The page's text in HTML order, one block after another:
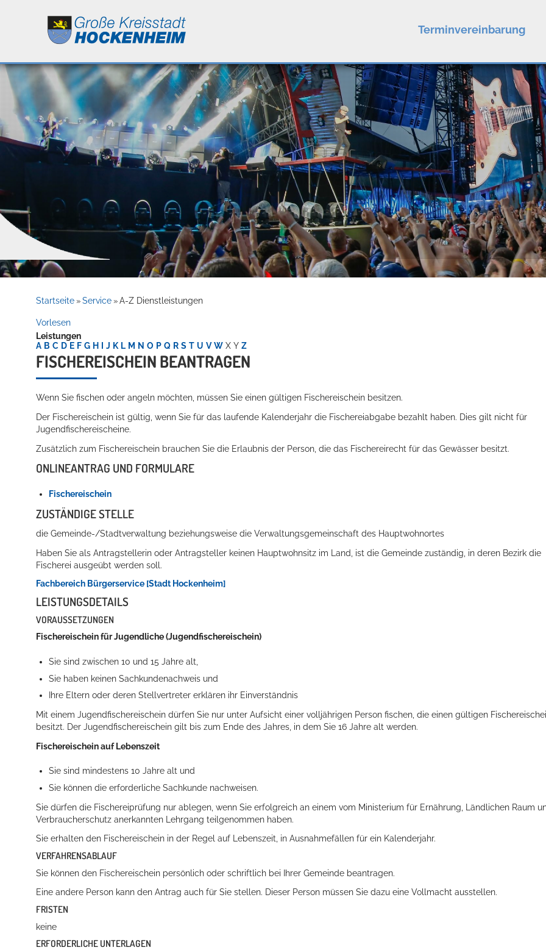
Leben
Kultur
Service
Terminvereinbarung
Willkommen in Hockenheim
Konzerte, Tagungen und vieles mehr
Startseite » Service » A-Z Dienstleistungen
Vorlesen
Leistungen
A B C D E F G H J K L M N O P Q R S T U V W X Y Z
FISCHEREISCHEIN BEANTRAGEN
Wenn Sie fischen oder angeln möchten, müssen Sie einen gültigen Fischereischein besitzen.
Der Fischereischein ist gültig, wenn Sie für das laufende Kalenderjahr die Fischereiabgabe bezahlt haben. Dies gilt nicht für
Jugendfischereischeine.
Zusätzlich zum Fischereischein brauchen Sie die Erlaubnis der Person, die das Fischereirecht für das Gewässer besitzt.
ONLINEANTRAG UND FORMULARE
Fischereischein
ZUSTÄNDIGE STELLE
die Gemeinde-/Stadtverwaltung beziehungsweise die Verwaltungsgemeinschaft des Hauptwohnortes
Haben Sie als Antragstellerin oder Antragsteller keinen Hauptwohnsitz im Land, ist die Gemeinde zuständig, in deren Bezirk die
Fischerei ausgeübt werden soll.
Fachbereich Bürgerservice [Stadt Hockenheim]
LEISTUNGSDETAILS
VORAUSSETZUNGEN
Fischereischein für Jugendliche (Jugendfischereischein)
Sie sind zwischen 10 und 15 Jahre alt,
Sie haben keinen Sachkundenachweis und
Ihre Eltern oder deren Stellvertreter erklären ihr Einverständnis
Mit einem Jugendfischereischein dürfen Sie nur unter Aufsicht einer volljährigen Person fischen, die einen gültigen
besitzt. Der Jugendfischereischein gilt bis zum Ende des Jahres, in dem Sie 16 Jahre alt werden.
Fischereischein auf Lebenszeit
Sie sind mindestens 10 Jahre alt und
Sie können die erforderliche Sachkunde nachweisen.
Sie dürfen die Fischereiprüfung nur ablegen, wenn Sie erfolgreich an einem vom Ministerium für Ernährung, Ländlichen Raum
Verbraucherschutz anerkannten Lehrgang teilgenommen haben.
Sie erhalten den Fischereischein in der Regel auf Lebenszeit, in Ausnahmefällen für ein Kalenderjahr.
VERFAHRENSABLAUF
Sie können den Fischereischein persönlich oder schriftlich bei Ihrer Gemeinde beantragen.
Eine andere Person kann den Antrag auch für Sie stellen. Dieser Person müssen Sie dazu eine Vollmacht ausstellen.
FRISTEN
keine
ERFORDERLICHE UNTERLAGEN